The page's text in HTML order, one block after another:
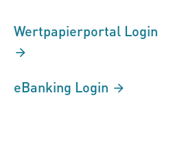
Wertpapierportal Login
eBanking Login